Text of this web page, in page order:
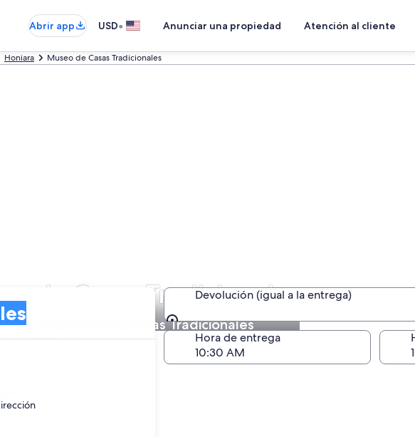
Abrir app USD• Anunciar una propiedad Atención al cliente
Honiara Museo de Casas Tradicionales
de Casas Tradicionales
en Museo de Casas Tradicionales
Devolución (igual a la entrega)
Devolución (igual a la entrega)
de devolución
Hora de entrega